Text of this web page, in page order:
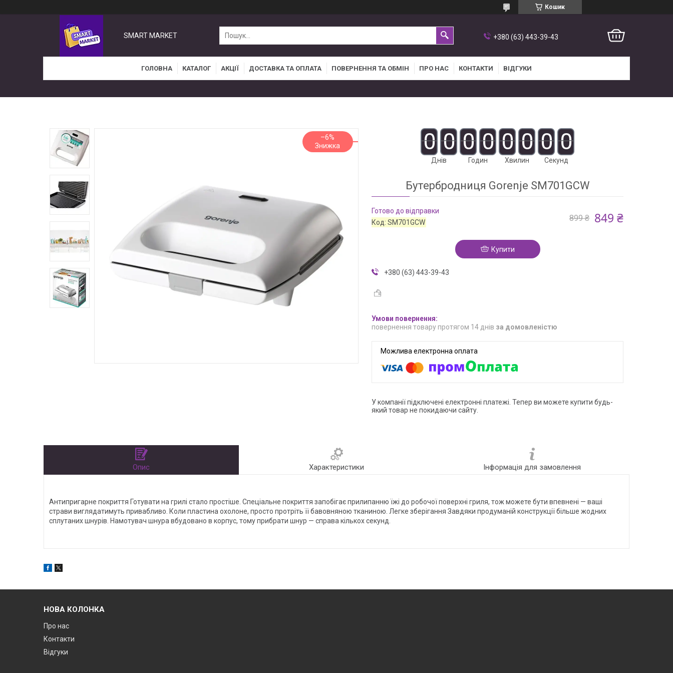
Кошик
SMART MARKET +380 (63) 443-39-43
ГОЛОВНА КАТАЛОГ АКЦІЇ ДОСТАВКА ТА ОПЛАТА ПОВЕРНЕННЯ ТА ОБМІН ПРО НАС КОНТАКТИ ВІДГУКИ
–6% 0 0
Днів
0 0
Годин
0 0
Хвилин
0 0
Секунд
Бутербродниця Gorenje SM701GCW
Готово до відправки
Код:SM701GCW 899 ₴ 849 ₴
Купити
+380 (63) 443-39-43
повернення товару протягом 14 днів за домовленістю
У компанії підключені електронні платежі. Тепер ви можете купити будь-
який товар не покидаючи сайту.
Опис Характеристики Інформація для замовлення
Антипригарне покриття Готувати на грилі стало простіше. Спеціальне покриття запобігає прилипанню їжі до робочої поверхні гриля, тож можете бути впевнені — ваші
страви виглядатимуть привабливо. Коли пластина охолоне, просто протріть її бавовняною тканиною. Легке зберігання Завдяки продуманій конструкції більше жодних
сплутаних шнурів. Намотувач шнура вбудовано в корпус, тому прибрати шнур — справа кількох секунд.
НОВА КОЛОНКА
Про нас
Контакти
Відгуки